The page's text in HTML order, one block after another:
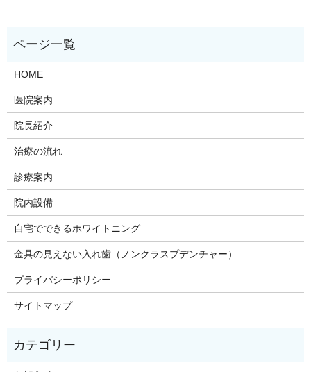
HOME
医院案内
院長紹介
治療の流れ
診療案内
院内設備
自宅でできるホワイトニング
金具の見えない入れ歯（ノンクラスプデンチャー）
プライバシーポリシー
サイトマップ